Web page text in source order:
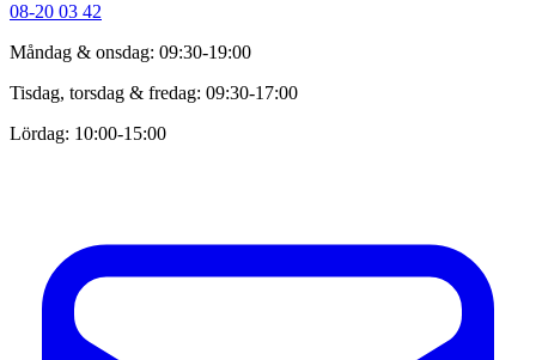
08-20 03 42
Måndag & onsdag: 09:30-19:00
Tisdag, torsdag & fredag: 09:30-17:00
Lördag: 10:00-15:00